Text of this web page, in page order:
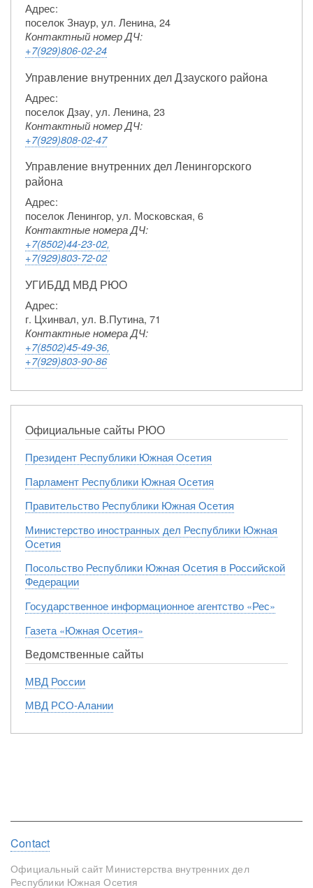
Адрес:
поселок Знаур, ул. Ленина, 24
Контактный номер ДЧ:
+7(929)806-02-24
Управление внутренних дел Дзауского района
Адрес:
поселок Дзау, ул. Ленина, 23
Контактный номер ДЧ:
+7(929)808-02-47
Управление внутренних дел Ленингорского
района
Адрес:
поселок Ленингор, ул. Московская, 6
Контактные номера ДЧ:
+7(8502)44-23-02,
+7(929)803-72-02
УГИБДД МВД РЮО
Адрес:
г. Цхинвал, ул. В.Путина, 71
Контактные номера ДЧ:
+7(8502)45-49-36,
+7(929)803-90-86
Официальные сайты РЮО
Президент Республики Южная Осетия
Парламент Республики Южная Осетия
Правительство Республики Южная Осетия
Министерство иностранных дел Республики Южная
Осетия
Посольство Республики Южная Осетия в Российской
Федерации
Государственное информационное агентство «Рес»
Газета «Южная Осетия»
Ведомственные сайты
МВД России
МВД РСО-Алании
Footer
menu
Contact
Официальный сайт Министерства внутренних дел
Республики Южная Осетия